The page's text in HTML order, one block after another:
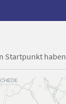
Startpunkt haben